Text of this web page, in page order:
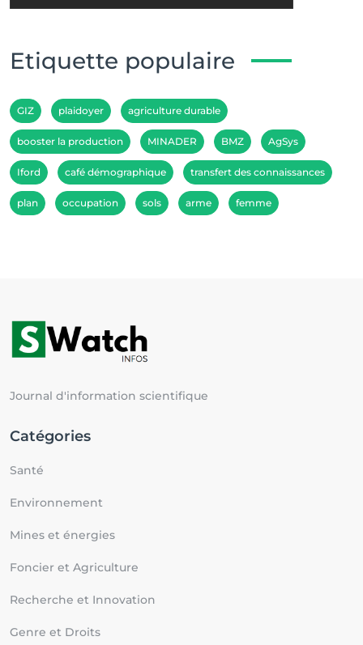
Etiquette populaire
GIZ plaidoyer agriculture durable
booster la production MINADER BMZ AgSys
Iford café démographique transfert des connaissances
plan occupation sols arme femme
Journal d'information scientifique
Catégories
Santé
Environnement
Mines et énergies
Foncier et Agriculture
Recherche et Innovation
Genre et Droits